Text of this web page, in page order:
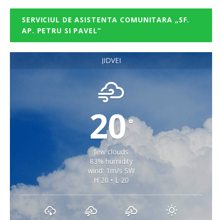
SERVICIUL DE ASISTENTA COMUNITARA „SF.
AP. PETRU SI PAVEL”
JIDVEI
20°
few clouds
83% humidity
wind: 1m/s SW
H 20 • L 20